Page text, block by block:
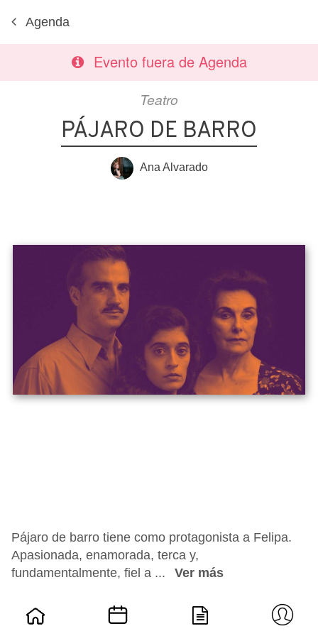
Agenda
Evento fuera de Agenda
Teatro
PÁJARO DE BARRO
Ana Alvarado
Pájaro de barro tiene como protagonista a Felipa.
Apasionada, enamorada, terca y,
fundamentalmente, fiel a ...
Ver más